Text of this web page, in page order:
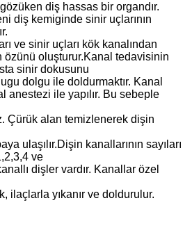
diş hassas bir organdır.
diş kemiginde sinir uçlarının
ve sinir uçları kök kanalından
özünü oluşturur.Kanal tedavisinin
sinir dokusunu
dolgu ile doldurmaktır. Kanal
anestezi ile yapılır. Bu sebeple
Çürük alan temizlenerek dişin
ulaşılır.Dişin kanallarının sayıları
ve
dişler vardır. Kanallar özel
ilaçlarla yıkanır ve doldurulur.